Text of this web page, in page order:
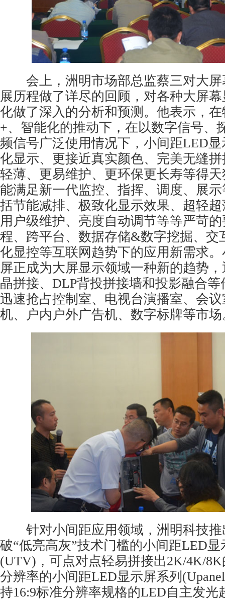
会上，洲明市场部总监蔡三对大屏
展历程做了详尽的回顾，对各种大屏
化做了深入的分析和预测。他表示，
+、智能化的推动下，在以数字信号、
频信号广泛使用情况下，小间距LED
化显示、更接近真实颜色、完美无缝
轻薄、更易维护、更环保更长寿等得
能满足新一代监控、指挥、调度、展
括节能减排、极致化显示效果、超轻
用户级维护、亮度自动调节等等严苛
程、跨平台、数据存储&数字挖掘、交
化显控等互联网趋势下的应用新需求
屏正成为大屏显示领域一种新的趋势
晶拼接、DLP背投拼接墙和投影融合
迅速抢占控制室、电视台演播室、会
机、户内户外广告机、数字标牌等市场
针对小间距应用领域，洲明科技推
破“低亮高灰”技术门槛的小间距LED显
(UTV)，可点对点轻易拼接出2K/4K/8K
分辨率的小间距LED显示屏系列
持16:9标准分辨率规格的LED自主发光